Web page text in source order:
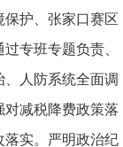
护、张家口赛区
专班专题负责、
人防系统全面调
减税降费政策落
落实。严明政治纪